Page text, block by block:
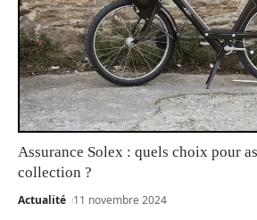
Assurance Solex : quels choix pour
collection ?
Actualité 11 novembre 2024